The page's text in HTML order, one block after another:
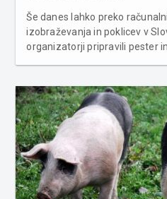
Še danes lahko preko
izobraževanja in poklicev v
organizatorji pripravili pester
Omogočeno...